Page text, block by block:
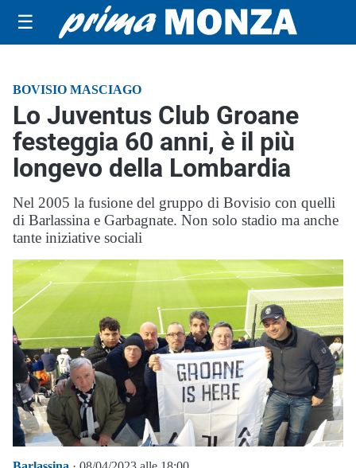
☰
BOVISIO MASCIAGO
Lo Juventus Club Groane
festeggia 60 anni, è il più
longevo della Lombardia
Nel 2005 la fusione del gruppo di Bovisio con quelli
di Barlassina e Garbagnate. Non solo stadio ma anche
tante iniziative sociali